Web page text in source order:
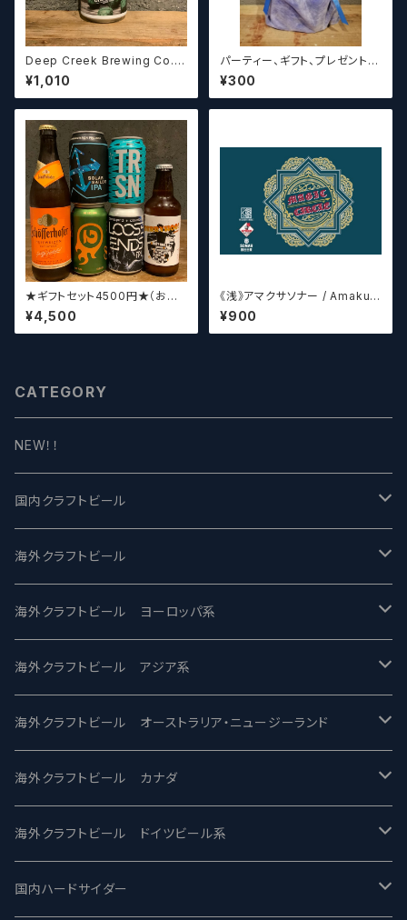
Deep Creek Brewing Co. L
upulin Effect ディープクリ
ーク ルプリン エフェクト
¥1,010
パーティー、ギフト、プレゼント、
お中元、お歳暮、結婚祝い等の
贈り物やお祝いに！
¥300
★ギフトセット4500円★（お好
みに合わせて5〜6本チョイスさ
せていただきます）【クラフトビー
ル】
¥4,500
《浅》アマクサソナー / Amakus
a sonar MAGIC CIRCLE 【ク
ラフトビールシザーズ】
¥900
CATEGORY
NEW！！
国内クラフトビール
UCHU BREWING -うちゅうブルーイング
バテレ -VERTERE
2nd Story Ale Works -セカンドストーリー
ビアへるん - Beer Hearn
忽布古丹醸造 - HOP KOTAN
ワイマーケットブルーイング Y.Market Brewing
志賀高原ビール - SIGAKOGEN
海外クラフトビール
Modern Times モダンタイムズ
Maui マウイ
Toppling Goliath トップリンゴライアス
Fair State フェアステイト
Lagunitas ラグニタス
FirestoneWalker ファイアストーン
海外クラフトビール ヨーロッパ系
UnBarred -アンバード
SAIREN /サイレン
ワイルドチャイルド - Wilde Child
BrewDog Brewery - ブリュードッグ
The Flying Inn / ザ フライイング イン
海外クラフトビール アジア系
gweilo-鬼佬 グウァイロ
Heart Of Darkness - ハートオブダークネス
Carbon brews -カーボン
TAIHU - タイフー
海外クラフトビール オーストラリア・ニュージーランド
ROCKY RIDGE - ロッキーリッジ
BODRIGGY BREWING ボッドリッジー
CO-CONSPIRATORS コ・コンスピレーターズ
海外クラフトビール カナダ
Jackie O's ジャッキーオーズ
Westbrook ウェストブルック
海外クラフトビール ドイツビール系
Karmeliten カーメリテン
国内ハードサイダー